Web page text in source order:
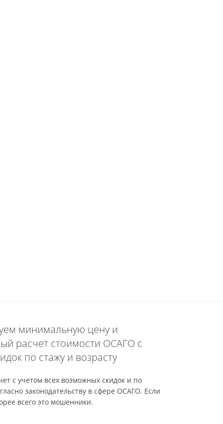
минимальную цену и
расчет стоимости ОСАГО с
по стажу и возрасту
с учетом всех возможных скидок и по
законодательству в сфере ОСАГО. Если
всего это мошенники.